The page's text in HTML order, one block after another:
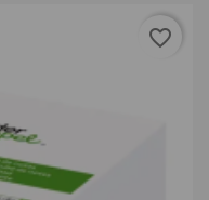
favorite_border